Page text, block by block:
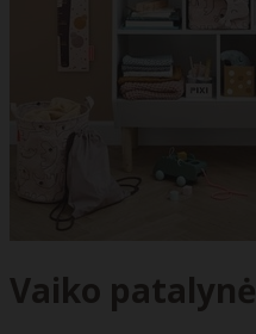
Vaiko patalynė